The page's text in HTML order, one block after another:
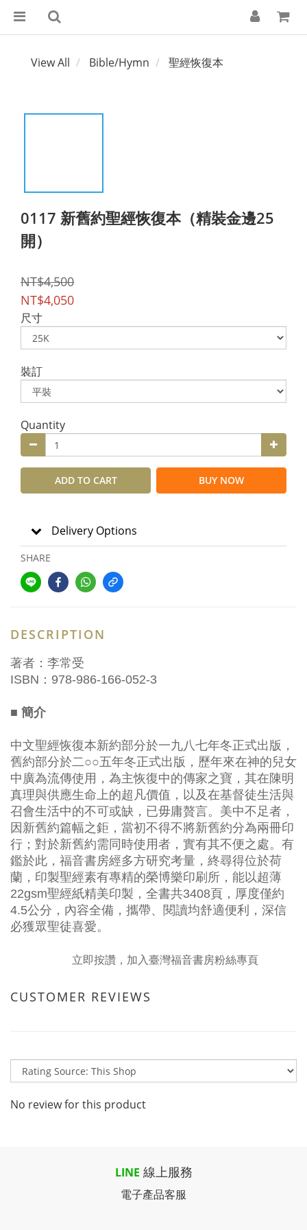
View All Bible/Hymn 聖經恢復本
0117 新舊約聖經恢復本（精裝金邊25
開）
NT$4,500
NT$4,050
尺寸
裝訂
Quantity
ADD TO CART BUY NOW
Delivery Options
SHARE
DESCRIPTION
著者：李常受
ISBN：978-986-166-052-3
■ 簡介
中文聖經恢復本新約部分於一九八七年冬正式出版，
舊約部分於二○○五年冬正式出版，歷年來在神的兒女
中廣為流傳使用，為主恢復中的傳家之寶，其在陳明
真理與供應生命上的超凡價值，以及在基督徒生活與
召會生活中的不可或缺，已毋庸贅言。美中不足者，
因新舊約篇幅之鉅，當初不得不將新舊約分為兩冊印
行；對於新舊約需同時使用者，實有其不便之處。有
鑑於此，福音書房經多方研究考量，終尋得位於荷
蘭，印製聖經素有專精的榮博樂印刷所，能以超薄
22gsm聖經紙精美印製，全書共3408頁，厚度僅約
4.5公分，內容全備，攜帶、閱讀均舒適便利，深信
必獲眾聖徒喜愛。
立即按讚，加入臺灣福音書房粉絲專頁
CUSTOMER REVIEWS
No review for this product
LINE 線上服務
電子產品客服